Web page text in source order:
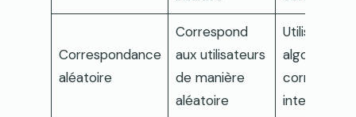
Correspondance
aléatoire
Correspond
aux utilisateurs
de manière
aléatoire
Utilise un
algorithme
intelligent